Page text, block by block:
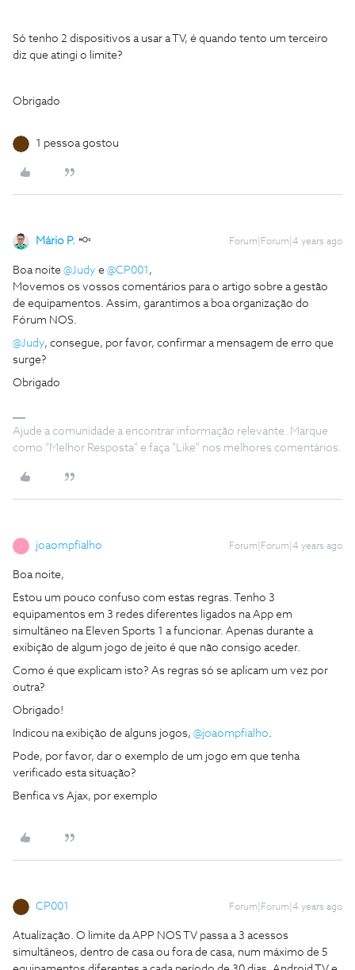
Só tenho 2 dispositivos a usar a TV, é quando tento um terceiro
diz que atingi o limite?
Obrigado
1 pessoa gostou
Mário P. Forum|Forum|4 years ago
Boa noite @Judy e @CP001 ,
Movemos os vossos comentários para o artigo sobre a gestão
de equipamentos. Assim, garantimos a boa organização do
Fórum NOS.
@Judy, consegue, por favor, confirmar a mensagem de erro que
surge?
Obrigado
Ajude a comunidade a encontrar informação relevante. Marque
como "Melhor Resposta" e faça "Like" nos melhores comentários.
J joaompfialho Forum|Forum|4 years ago
Boa noite,
Estou um pouco confuso com estas regras. Tenho 3
equipamentos em 3 redes diferentes ligados na App em
simultâneo na Eleven Sports 1 a funcionar. Apenas durante a
exibição de algum jogo de jeito é que não consigo aceder.
Como é que explicam isto? As regras só se aplicam um vez por
outra?
Obrigado!
Indicou na exibição de alguns jogos, @joaompfialho.
Pode, por favor, dar o exemplo de um jogo em que tenha
verificado esta situação?
Benfica vs Ajax, por exemplo
CP001 Forum|Forum|4 years ago
Atualização. O limite da APP NOS TV passa a 3 acessos
simultâneos, dentro de casa ou fora de casa, num máximo de 5